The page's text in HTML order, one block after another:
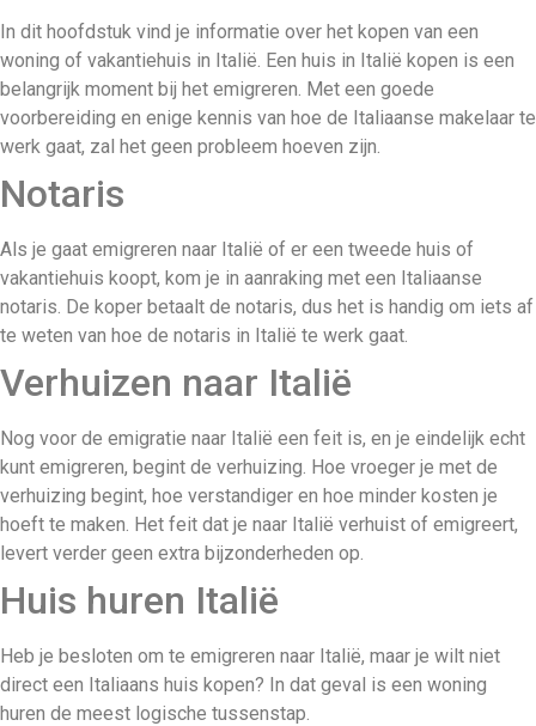
In dit hoofdstuk vind je informatie over het kopen van een
woning of vakantiehuis in Italië. Een huis in Italië kopen is een
belangrijk moment bij het emigreren. Met een goede
voorbereiding en enige kennis van hoe de Italiaanse makelaar te
werk gaat, zal het geen probleem hoeven zijn.
Notaris
Als je gaat emigreren naar Italië of er een tweede huis of
vakantiehuis koopt, kom je in aanraking met een Italiaanse
notaris. De koper betaalt de notaris, dus het is handig om iets af
te weten van hoe de notaris in Italië te werk gaat.
Verhuizen naar Italië
Nog voor de emigratie naar Italië een feit is, en je eindelijk echt
kunt emigreren, begint de verhuizing. Hoe vroeger je met de
verhuizing begint, hoe verstandiger en hoe minder kosten je
hoeft te maken. Het feit dat je naar Italië verhuist of emigreert,
levert verder geen extra bijzonderheden op.
Huis huren Italië
Heb je besloten om te emigreren naar Italië, maar je wilt niet
direct een Italiaans huis kopen? In dat geval is een woning
huren de meest logische tussenstap.